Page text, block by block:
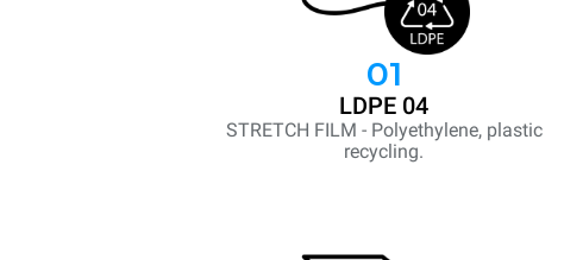
01
LDPE 04
STRETCH FILM - Polyethylene, plastic
recycling.